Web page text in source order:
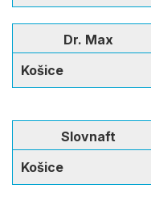
Dr. Max
Košice
Slovnaft
Košice